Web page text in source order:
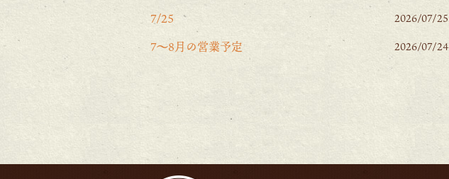
7/25 2026/07/25
7〜8月の営業予定 2026/07/24